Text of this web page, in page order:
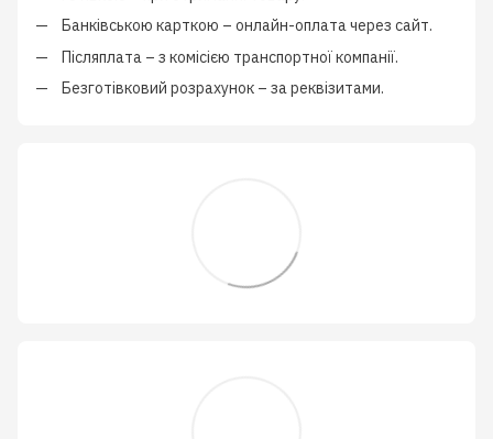
Банківською карткою – онлайн-оплата через сайт.
Післяплата – з комісією транспортної компанії.
Безготівковий розрахунок – за реквізитами.